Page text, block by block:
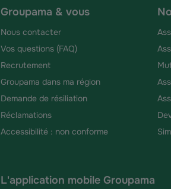
Groupama & vous
Nous contacter
Vos questions (FAQ)
Recrutement
Groupama dans ma région
Demande de résiliation
Réclamations
Accessibilité : non conforme
L'application mobile Groupama